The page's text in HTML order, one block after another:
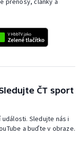
ČT sport
Sledujte nás i
a buďte v obraze.